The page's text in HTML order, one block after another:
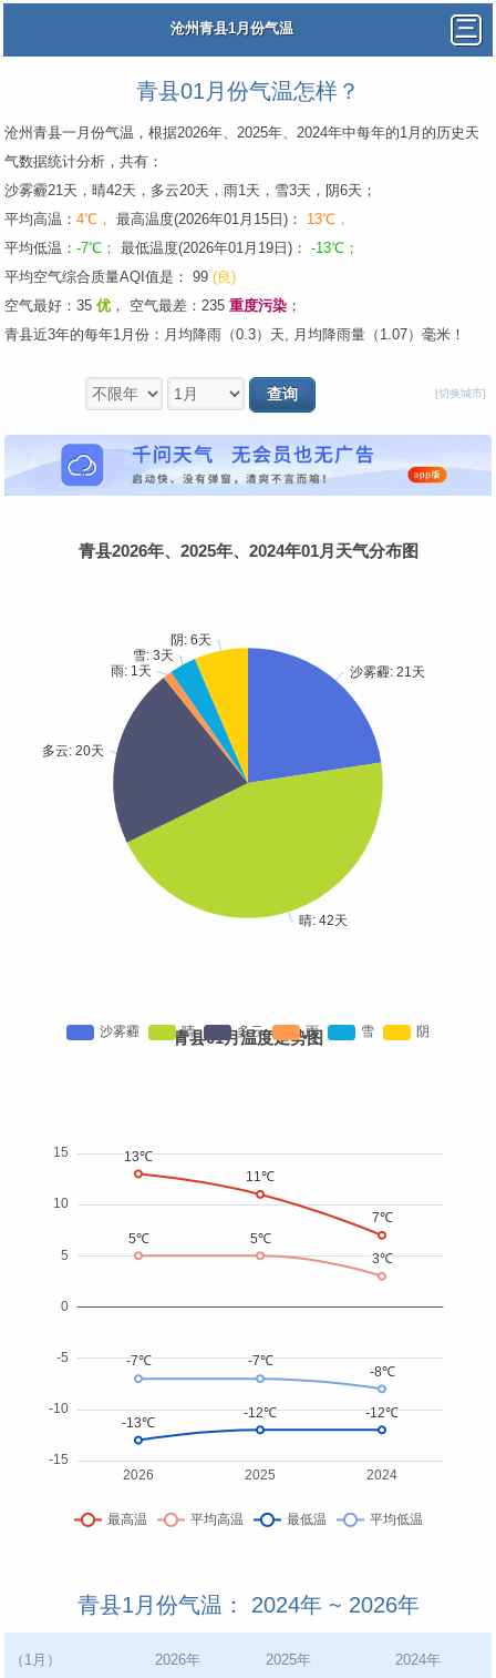
沧州青县1月份气温
青县01月份气温怎样？
沧州青县一月份气温，根据2026年、2025年、2024年中每年的1月的历史天
气数据统计分析，共有：
沙雾霾21天，晴42天，多云20天，雨1天，雪3天，阴6天；
平均高温： 4℃， 最高温度(2026年01月15日)： 13℃，
平均低温： -7℃； 最低温度(2026年01月19日)： -13℃；
平均空气综合质量AQI值是： 99 (良)
空气最好：35 优 ， 空气最差：235 重度污染 ；
青县近3年的每年1月份：月均降雨（0.3）天, 月均降雨量（1.07）毫米！
[切换城市]
青县2026年、2025年、2024年01月天气分布图
青县01月温度走势图
青县1月份气温： 2024年 ~ 2026年
（1月） 2026年 2025年 2024年